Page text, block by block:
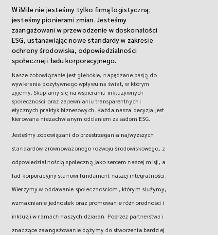
W iMile nie jesteśmy tylko firmą logistyczną;
jesteśmy pionierami zmian. Jesteśmy
zaangażowani w przewodzenie w doskonałości
ESG, ustanawiając nowe standardy w zakresie
ochrony środowiska, odpowiedzialności
społecznej i ładu korporacyjnego.
Nasze zobowiązanie jest głębokie, napędzane pasją do
wywierania pozytywnego wpływu na świat, w którym
żyjemy. Skupiamy się na wspieraniu inkluzywnych
społeczności oraz zapewnianiu transparentnych i
etycznych praktyk biznesowych. Każda nasza decyzja jest
kierowana niezachwianym oddaniem zasadom ESG.
Jesteśmy zobowiązani do przestrzegania najwyższych
standardów zrównoważonego rozwoju środowiskowego, z
odpowiedzialnością społeczną jako sercem naszej misji, a
ład korporacyjny stanowi fundament naszej integralności.
Wierzymy w oddawanie społecznościom, którym służymy,
wzmacnianie jednostek oraz promowanie różnorodności i
inkluzji w ramach naszych działań. Poprzez partnerstwa i
znaczące zaangażowanie dążymy do stworzenia bardziej